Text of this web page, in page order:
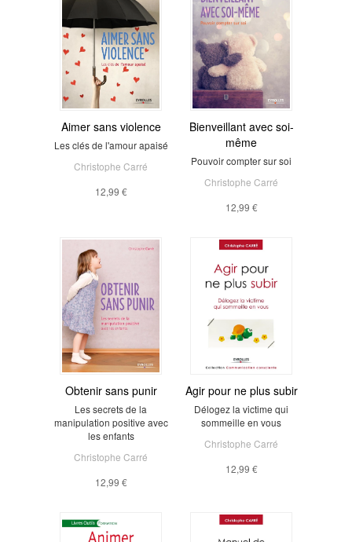
Aimer sans violence
Les clés de l'amour apaisé
Christophe Carré
12,99 €
Bienveillant avec soi-
même
Pouvoir compter sur soi
Christophe Carré
12,99 €
Obtenir sans punir
Les secrets de la
manipulation positive avec
les enfants
Christophe Carré
12,99 €
Agir pour ne plus subir
Délogez la victime qui
sommeille en vous
Christophe Carré
12,99 €